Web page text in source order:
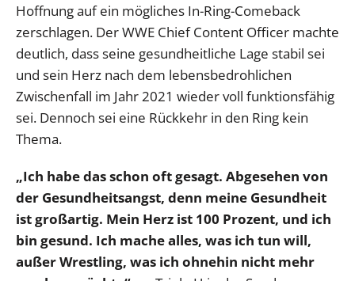
Hoffnung auf ein mögliches In-Ring-Comeback
zerschlagen. Der WWE Chief Content Officer machte
deutlich, dass seine gesundheitliche Lage stabil sei
und sein Herz nach dem lebensbedrohlichen
Zwischenfall im Jahr 2021 wieder voll funktionsfähig
sei. Dennoch sei eine Rückkehr in den Ring kein
Thema.
„Ich habe das schon oft gesagt. Abgesehen von
der Gesundheitsangst, denn meine Gesundheit
ist großartig. Mein Herz ist 100 Prozent, und ich
bin gesund. Ich mache alles, was ich tun will,
außer Wrestling, was ich ohnehin nicht mehr